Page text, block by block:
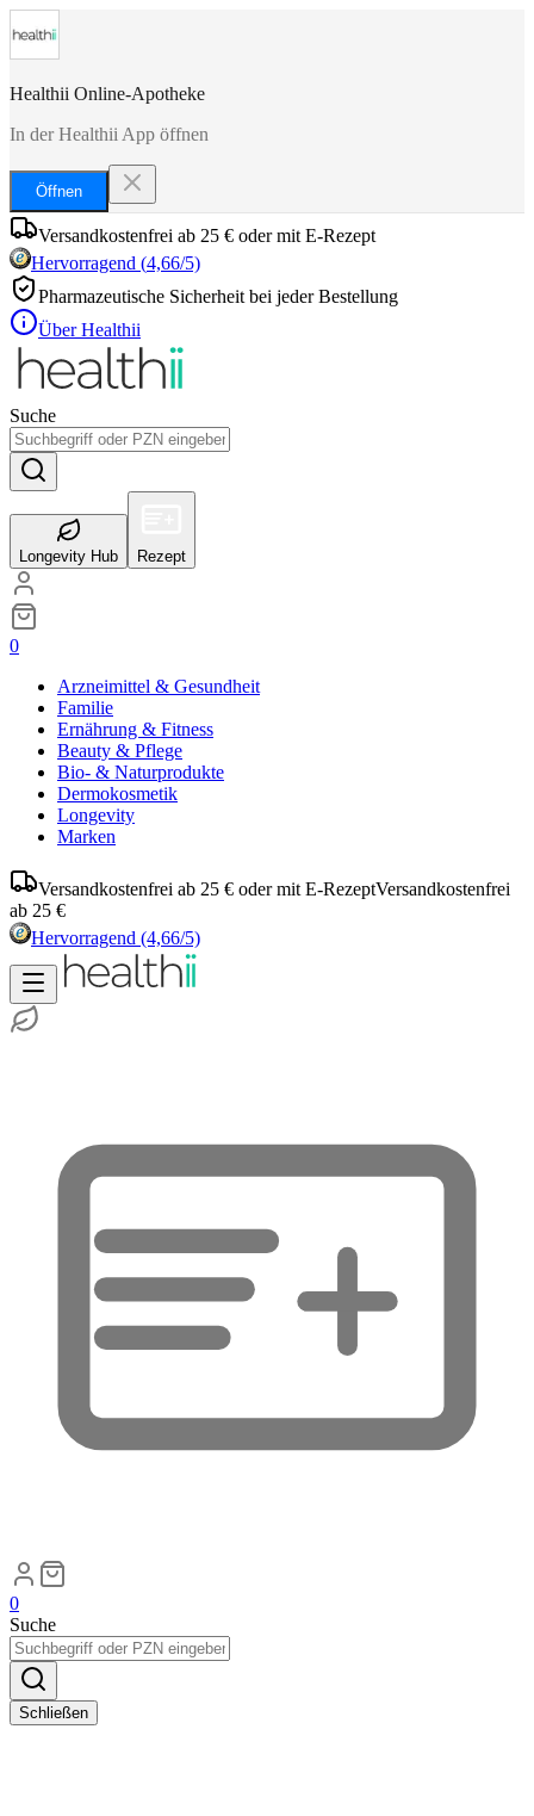
Healthii Online-Apotheke
In der Healthii App öffnen
Öffnen
Versandkostenfrei ab 25 € oder mit E-Rezept
Hervorragend (4,66/5)
Pharmazeutische Sicherheit bei jeder Bestellung
Über Healthii
Suche
Longevity Hub Rezept
0
Arzneimittel & Gesundheit
Familie
Ernährung & Fitness
Beauty & Pflege
Bio- & Naturprodukte
Dermokosmetik
Longevity
Marken
Versandkostenfrei ab 25 € oder mit E-RezeptVersandkostenfrei
ab 25 €
Hervorragend (4,66/5)
0
Suche
Schließen